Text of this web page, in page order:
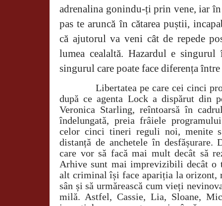
adrenalina gonindu-ți prin vene, iar
pas te aruncă în cătarea puștii,
că ajutorul va veni cât de repede
lumea cealaltă. Hazardul e
singurul care poate face diferența
Libertatea pe care cei cinci
după ce agenta Lock a dispărut din
Veronica Starling, reîntoarsă în
îndelungată, preia frâiele
celor cinci tineri reguli noi, menite
distanță de anchetele în desfășurare.
care vor să facă mai mult decât să
Arhive sunt mai imprevizibili decât o
alt criminal își face apariția la orizont,
sân și să urmărească cum vieți
milă. Astfel, Cassie, Lia, Sloane,